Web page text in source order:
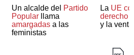
Un alcalde del Partido
Popularllama
amargadasa las
feministas
La UE
derecho
y la